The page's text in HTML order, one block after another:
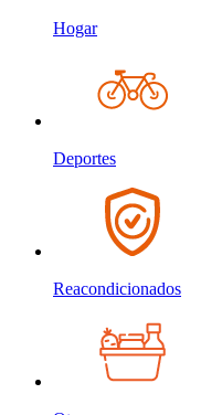
Hogar
Deportes
Reacondicionados